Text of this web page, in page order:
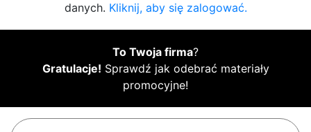
danych. Kliknij, aby się zalogować.
To Twoja firma?
Gratulacje! Sprawdź jak odebrać materiały
promocyjne!